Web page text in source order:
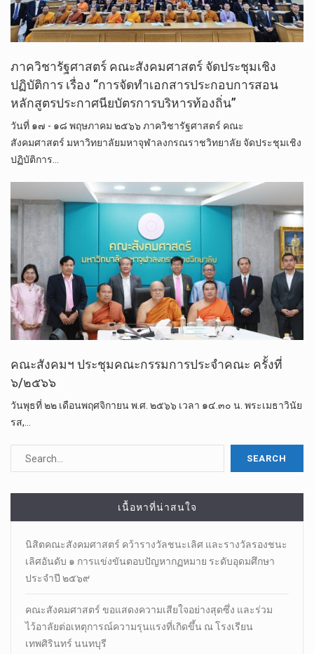
ภาควิชารัฐศาสตร์ คณะสังคมศาสตร์ จัดประชุมเชิง
ปฏิบัติการ เรื่อง “การจัดทำเอกสารประกอบการสอน
หลักสูตรประกาศนียบัตรการบริหารท้องถิ่น”
วันที่ ๑๗ - ๑๘ พฤษภาคม ๒๕๖๖ ภาควิชารัฐศาสตร์ คณะ
สังคมศาสตร์ มหาวิทยาลัยมหาจุฬาลงกรณราชวิทยาลัย จัดประชุมเชิง
ปฏิบัติการ…
คณะสังคมฯ ประชุมคณะกรรมการประจำคณะ ครั้งที่
๖/๒๕๖๖
วันพุธที่ ๒๒ เดือนพฤศจิกายน พ.ศ. ๒๕๖๖ เวลา ๑๔.๓๐ น. พระเมธาวินัย
รส,…
เนื้อหาที่น่าสนใจ
นิสิตคณะสังคมศาสตร์​ คว้ารางวัลชนะเลิศ และรางวัลรองชนะ
เลิศอันดับ ๑ การแข่งขันตอบปัญหากฏหมาย ระดับอุดมศึกษา
ประจำปี ๒๕๖๙
คณะสังคมศาสตร์ ขอแสดงความเสียใจอย่างสุดซึ่ง และร่วม
ไว้อาลัยต่อเหตุการณ์ความรุนแรงที่เกิดขึ้น ณ โรงเรียน
เทพศิรินทร์ นนทบุรี